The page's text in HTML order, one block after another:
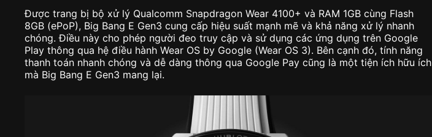
Được trang bị bộ xử lý Qualcomm Snapdragon Wear 4100+ và RAM 1GB cùng Flash
8GB (ePoP), Big Bang E Gen3 cung cấp hiệu suất mạnh mẽ và khả năng xử lý nhanh
chóng. Điều này cho phép người đeo truy cập và sử dụng các ứng dụng trên Google
Play thông qua hệ điều hành Wear OS by Google (Wear OS 3). Bên cạnh đó, tính năng
thanh toán nhanh chóng và dễ dàng thông qua Google Pay cũng là một tiện ích hữu ích
mà Big Bang E Gen3 mang lại.